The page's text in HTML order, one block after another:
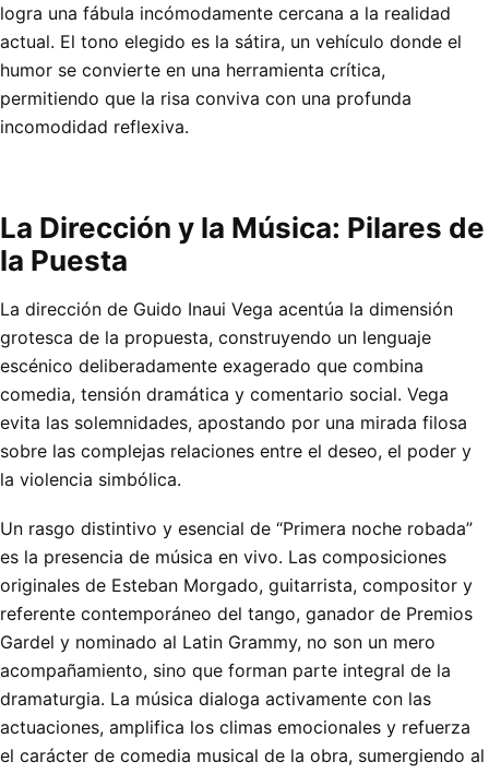
logra una fábula incómodamente cercana a la realidad
actual. El tono elegido es la sátira, un vehículo donde el
humor se convierte en una herramienta crítica,
permitiendo que la risa conviva con una profunda
incomodidad reflexiva.
La Dirección y la Música: Pilares de
la Puesta
La dirección de Guido Inaui Vega acentúa la dimensión
grotesca de la propuesta, construyendo un lenguaje
escénico deliberadamente exagerado que combina
comedia, tensión dramática y comentario social. Vega
evita las solemnidades, apostando por una mirada filosa
sobre las complejas relaciones entre el deseo, el poder y
la violencia simbólica.
Un rasgo distintivo y esencial de “Primera noche robada”
es la presencia de música en vivo. Las composiciones
originales de Esteban Morgado, guitarrista, compositor y
referente contemporáneo del tango, ganador de Premios
Gardel y nominado al Latin Grammy, no son un mero
acompañamiento, sino que forman parte integral de la
dramaturgia. La música dialoga activamente con las
actuaciones, amplifica los climas emocionales y refuerza
el carácter de comedia musical de la obra, sumergiendo al